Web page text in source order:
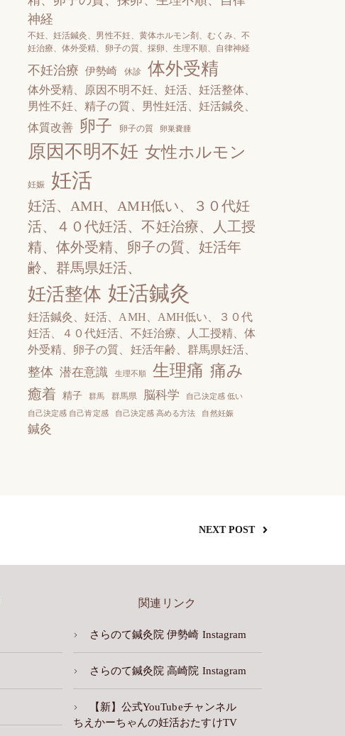
神経
不妊、妊活鍼灸、男性不妊、黄体ホルモン剤、むくみ、不
妊治療、体外受精、卵子の質、採卵、生理不順、自律神経
不妊治療 伊勢崎 休診 体外受精
体外受精、原因不明不妊、妊活、妊活整体、
男性不妊、精子の質、男性妊活、妊活鍼灸、
体質改善 卵子 卵子の質 卵巣嚢腫
原因不明不妊 女性ホルモン
妊娠 妊活
妊活、AМH、AМH低い、３０代妊
活、４０代妊活、不妊治療、人工授
精、体外受精、卵子の質、妊活年
齢、群馬県妊活、
妊活整体 妊活鍼灸
妊活鍼灸、妊活、AМH、AМH低い、３０代
妊活、４０代妊活、不妊治療、人工授精、体
外受精、卵子の質、妊活年齢、群馬県妊活、
整体 潜在意識 生理不順 生理痛 痛み
癒着 精子 群馬 群馬県 脳科学 自己決定感 低い
自己決定感 自己肯定感 自己決定感 高める方法 自然妊娠
鍼灸
NEXT POST
関連リンク
さらのて鍼灸院 伊勢崎 Instagram
さらのて鍼灸院 高崎院 Instagram
【新】公式YouTubeチャンネル
ちえかーちゃんの妊活おたすけTV